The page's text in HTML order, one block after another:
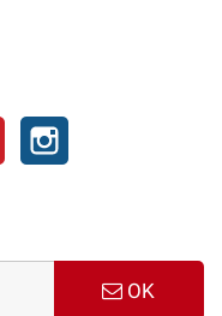
Pinterest
OK